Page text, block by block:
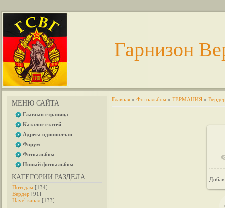
Гарнизон
МЕНЮ САЙТА
Главная страница
Каталог статей
Адреса однополчан
Форум
Фотоальбом
Новый фотоальбом
КАТЕГОРИИ РАЗДЕЛА
Потсдам [134]
Вердер [91]
Havel канал [133]
Главная » Фотоальбом » ГЕРМАНИЯ »